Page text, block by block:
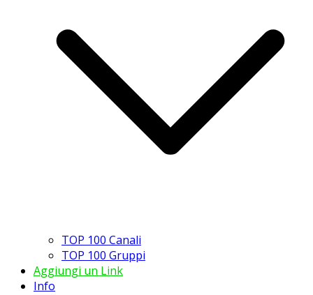
TOP 100 Canali
TOP 100 Gruppi
Aggiungi un Link
Info